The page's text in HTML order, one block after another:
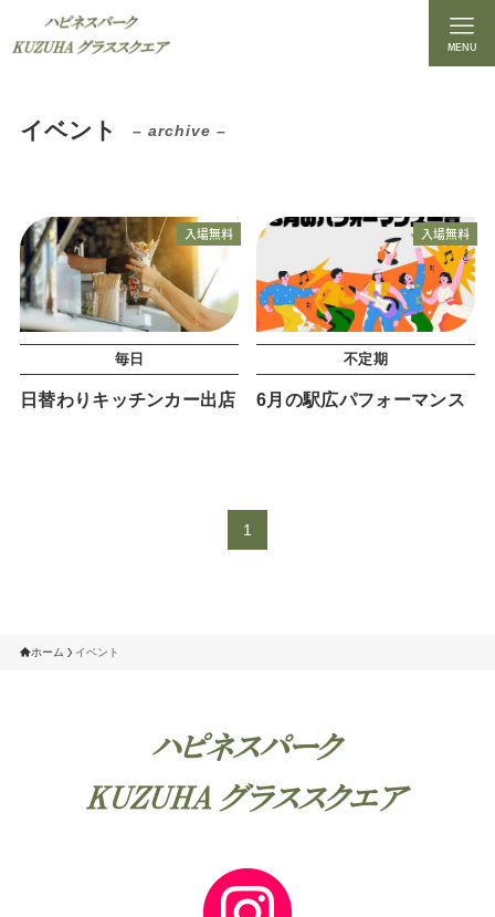
MENU
イベント – archive –
毎日
入場無料
日替わりキッチンカー出店
不定期
入場無料
6月の駅広パフォーマンス
1
ホーム イベント